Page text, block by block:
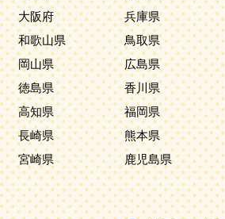
大阪府
兵庫県
和歌山県
鳥取県
岡山県
広島県
徳島県
香川県
高知県
福岡県
長崎県
熊本県
宮崎県
鹿児島県